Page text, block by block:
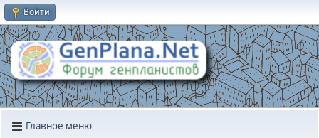
Войти
Главное меню